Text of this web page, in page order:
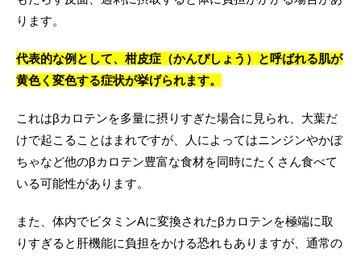
ります。
代表的な例として、柑皮症（かんぴしょう）と呼ばれる肌が
黄色く変色する症状が挙げられます。
これはβカロテンを多量に摂りすぎた場合に見られ、大葉だ
けで起こることはまれですが、人によってはニンジンやかぼ
ちゃなど他のβカロテン豊富な食材を同時にたくさん食べて
いる可能性があります。
また、体内でビタミンAに変換されたβカロテンを極端に取
りすぎると肝機能に負担をかける恐れもありますが、通常の